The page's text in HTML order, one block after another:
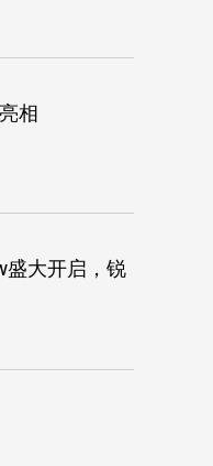
相
盛大开启，锐